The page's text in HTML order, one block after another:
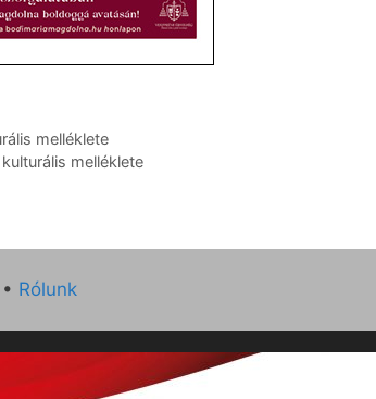
melléklete
melléklete
• Rólunk